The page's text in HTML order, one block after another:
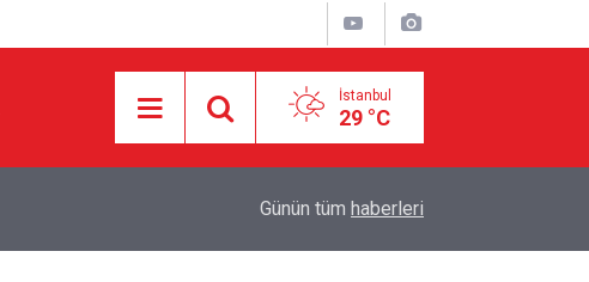
İstanbul
29 °C
İşgalci Yerleşimciler Filistinlilerin Evlerini Ateşe
Günün tüm haberleri